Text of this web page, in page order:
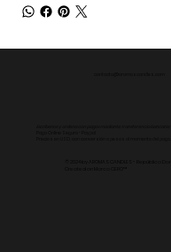
© 2024 by AROMAS CANDLES - República